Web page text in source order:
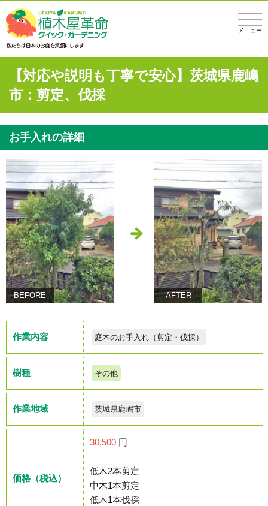
メニュー
【対応や説明も丁寧で安心】茨城県鹿嶋
市：剪定、伐採
お手入れの詳細
BEFORE AFTER
作業内容 庭木のお手入れ（剪定・伐採）
樹種 その他
作業地域 茨城県鹿嶋市
価格（税込）
30,500 円
低木2本剪定
中木1本剪定
低木1本伐採